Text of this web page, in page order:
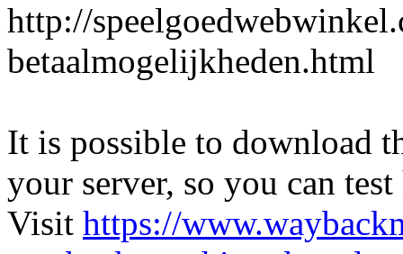
http://
betaalmogelijkheden.html
It is possible to download
your server, so you can
Visit https://